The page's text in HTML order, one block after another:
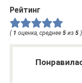
Рейтинг
( 1 оценка, среднее 5 из 5 )